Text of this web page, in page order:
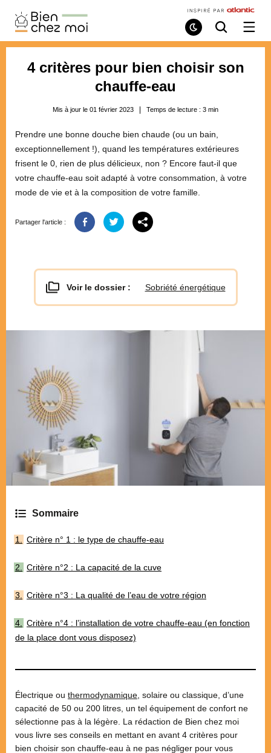
Bien
Chez
Moi
Mode
de
Recherche
/
4 critères pour bien choisir son
chauffe-eau
Mis à jour le 01 février 2023 Temps de lecture : 3 min
Prendre une bonne douche bien chaude (ou un bain,
exceptionnellement !), quand les températures extérieures
frisent le 0, rien de plus délicieux, non ? Encore faut-il que
votre chauffe-eau soit adapté à votre consommation, à votre
mode de vie et à la composition de votre famille.
Partager l'article :
Voir le dossier : Sobriété énergétique
Critère n° 1 : le type de chauffe-eau
Critère n°2 : La capacité de la cuve
Critère n°3 : La qualité de l’eau de votre région
Critère n°4 : l’installation de votre chauffe-eau (en fonction
de la place dont vous disposez)
Électrique ou thermodynamique , solaire ou classique, d’une
capacité de 50 ou 200 litres, un tel équipement de confort ne
sélectionne pas à la légère. La rédaction de Bien chez moi
vous livre ses conseils en mettant en avant 4 critères pour
bien choisir son chauffe-eau à ne pas négliger pour vous